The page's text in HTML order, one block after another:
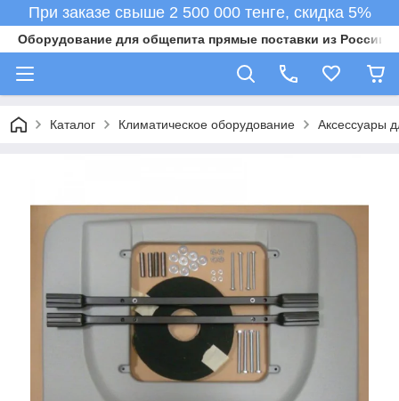
При заказе свыше 2 500 000 тенге, скидка 5%
Оборудование для общепита прямые поставки из России в
Каталог Климатическое оборудование Аксессуары